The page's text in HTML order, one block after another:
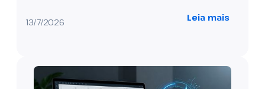
13/7/2026 Leia mais